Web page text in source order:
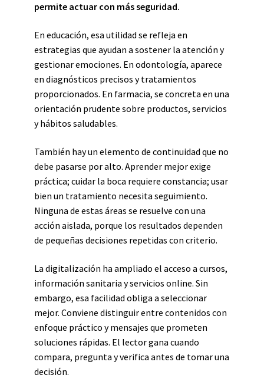
permite actuar con más seguridad.
En educación, esa utilidad se refleja en
estrategias que ayudan a sostener la atención y
gestionar emociones. En odontología, aparece
en diagnósticos precisos y tratamientos
proporcionados. En farmacia, se concreta en una
orientación prudente sobre productos, servicios
y hábitos saludables.
También hay un elemento de continuidad que no
debe pasarse por alto. Aprender mejor exige
práctica; cuidar la boca requiere constancia; usar
bien un tratamiento necesita seguimiento.
Ninguna de estas áreas se resuelve con una
acción aislada, porque los resultados dependen
de pequeñas decisiones repetidas con criterio.
La digitalización ha ampliado el acceso a cursos,
información sanitaria y servicios online. Sin
embargo, esa facilidad obliga a seleccionar
mejor. Conviene distinguir entre contenidos con
enfoque práctico y mensajes que prometen
soluciones rápidas. El lector gana cuando
compara, pregunta y verifica antes de tomar una
decisión.